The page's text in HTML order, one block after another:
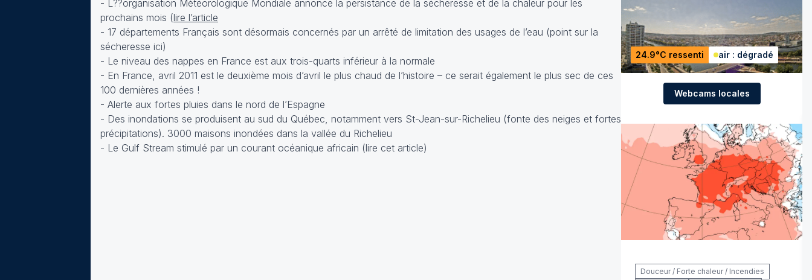
- L??organisation Météorologique Mondiale annonce la persistance de la sécheresse et de la chaleur pour les
prochains mois (lire l’article
- 17 départements Français sont désormais concernés par un arrêté de limitation des usages de l’eau (point sur la
sécheresse ici)
- Le niveau des nappes en France est aux trois-quarts inférieur à la normale
- En France, avril 2011 est le deuxième mois d’avril le plus chaud de l’histoire – ce serait également le plus sec de ces
100 dernières années !
- Alerte aux fortes pluies dans le nord de l’Espagne
- Des inondations se produisent au sud du Québec, notamment vers St-Jean-sur-Richelieu (fonte des neiges et fortes
précipitations). 3000 maisons inondées dans la vallée du Richelieu
- Le Gulf Stream stimulé par un courant océanique africain (lire cet article)
24.9°C ressenti air : dégradé
Webcams locales
Douceur / Forte chaleur / Incendies